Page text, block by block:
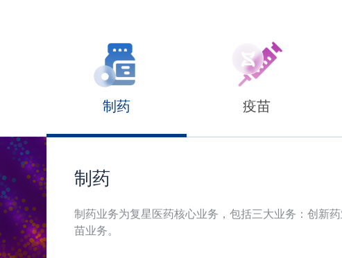
制药 疫苗
制药
制药业务为复星医药核心业务，包括三大业务：创新
苗业务。